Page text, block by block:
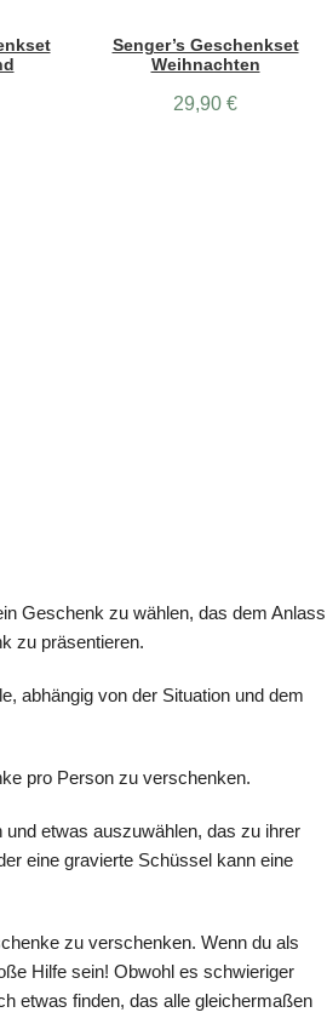
Senger’s Geschenkset
Weihnachten
29,90 €
Geschenk zu wählen, das dem Anlass
zu präsentieren.
abhängig von der Situation und dem
pro Person zu verschenken.
etwas auszuwählen, das zu ihrer
eine gravierte Schüssel kann eine
zu verschenken. Wenn du als
Hilfe sein! Obwohl es schwieriger
etwas finden, das alle gleichermaßen